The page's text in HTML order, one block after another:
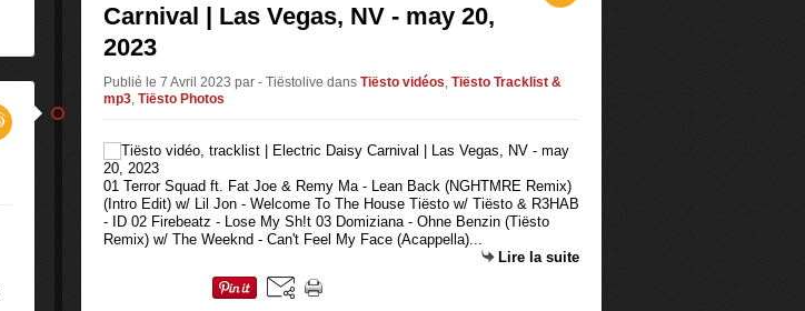
Carnival | Las Vegas, NV - may 20,
2023
Publié le 7 Avril 2023 par - Tiëstolive dans Tiësto vidéos Tiësto Tracklist &
mp3 Tiësto Photos
01 Terror Squad ft. Fat Joe & Remy Ma - Lean Back (NGHTMRE Remix)
(Intro Edit) w/ Lil Jon - Welcome To The House Tiësto w/ Tiësto & R3HAB
- ID 02 Firebeatz - Lose My Sh!t 03 Domiziana - Ohne Benzin (Tiësto
Remix) w/ The Weeknd - Can't Feel My Face (Acappella)...
Lire la suite